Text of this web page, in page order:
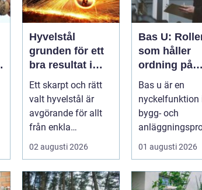
Hyvelstål
grunden för ett
bra resultat i
hyvling
Ett skarpt och rätt
valt hyvelstål är
avgörande för allt
från enkla
hobbyprojekt i
verkstaden till k...
02 augusti 2026
Bas U:
som håller
ordning på
arbetsmiljön i
byggprojekt
Bas u är en
nyckelfunktion
bygg- och
med ansvar för
arbetsm...
01 augusti 2026